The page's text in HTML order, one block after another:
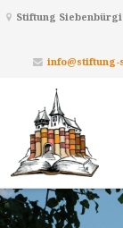
Stiftung